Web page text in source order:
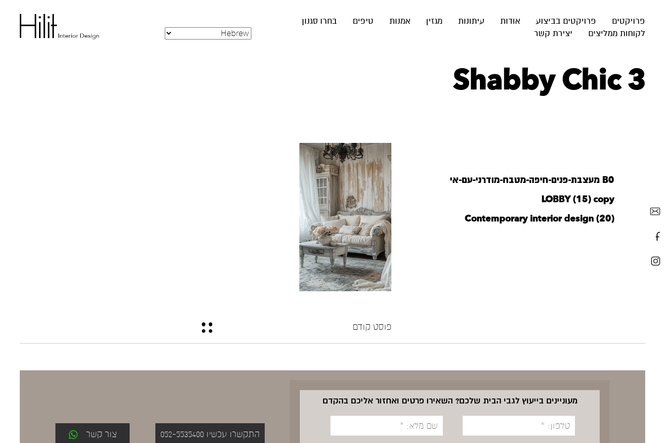
פרויקטים פרויקטים בביצוע אודות עיתונות מגזין אמנות טיפים
בחרו סגנון
לקוחות ממליצים
יצירת קשר
Shabby Chic 3
B0 מעצבת-פנים-חיפה-מטבח-מודרני-עם-אי
LOBBY (15) copy
Contemporary interior design (20)
פוסט קודם
מעוניינים בייעוץ לגבי הבית שלכם? השאירו פרטים ואחזור אליכם בהקדם
התקשרו עכשיו 052-5535400 צור קשר